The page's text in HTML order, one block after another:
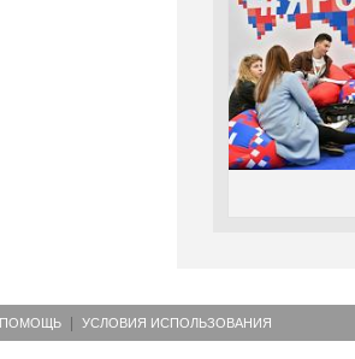
ПОМОЩЬ УСЛОВИЯ ИСПОЛЬЗОВАНИЯ